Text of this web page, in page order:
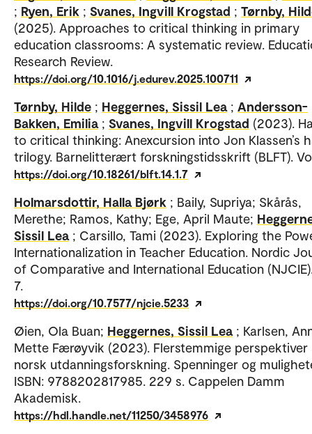
; Ryen, Erik ; Svanes, Ingvill Krogstad ; Tørnby,
(2025). Approaches to critical thinking in primary
education classrooms: A systematic review.
Research Review.
https://doi.org/10.1016/j.edurev.2025.100711
Tørnby, Hilde ; Heggernes, Sissil Lea ; Andersson-
Bakken, Emilia ; Svanes, Ingvill Krogstad (2023).
to critical thinking: Anexcursion into Jon Klassen’s
trilogy. Barnelitterært forskningstidsskrift (BLFT).
https://doi.org/10.18261/blft.14.1.7
Holmarsdottir, Halla Bjørk ; Baily, Supriya; Skårås,
Merethe; Ramos, Kathy; Ege, April Maute;
Sissil Lea ; Carsillo, Tami (2023). Exploring the
Internationalization in Teacher Education. Nordic
of Comparative and International Education
7.
https://doi.org/10.7577/njcie.5233
Øien, Ola Buan; Heggernes, Sissil Lea ; Karlsen,
Mette Færøyvik (2023). Flerstemmige perspektiver
norsk utdanningsforskning. Spenninger og
ISBN: 9788202817985. 229 s. Cappelen Damm
Akademisk.
https://hdl.handle.net/11250/3458976